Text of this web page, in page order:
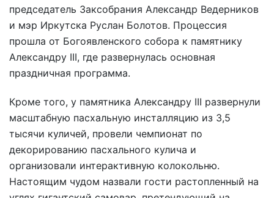
председатель Заксобрания Александр Ведерников
и мэр Иркутска Руслан Болотов. Процессия
прошла от Богоявленского собора к памятнику
Александру III, где развернулась основная
праздничная программа.
Кроме того, у памятника Александру III развернули
масштабную пасхальную инсталляцию из 3,5
тысячи куличей, провели чемпионат по
декорированию пасхального кулича и
организовали интерактивную колокольню.
Настоящим чудом назвали гости растопленный на